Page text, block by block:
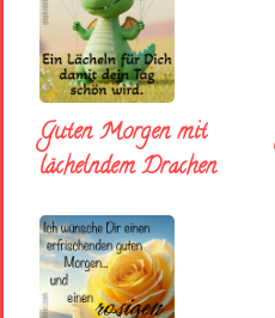
Guten Morgen mit
lächelndem Drachen